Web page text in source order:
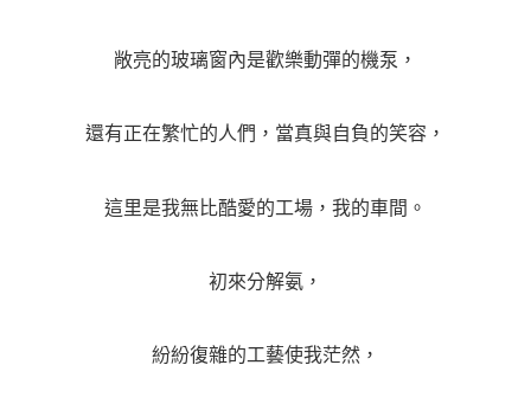
敞亮的玻璃窗內是歡樂動彈的機泵，
還有正在繁忙的人們，當真與自負的笑容，
這里是我無比酷愛的工場，我的車間。
初來分解氨，
紛紛復雜的工藝使我茫然，